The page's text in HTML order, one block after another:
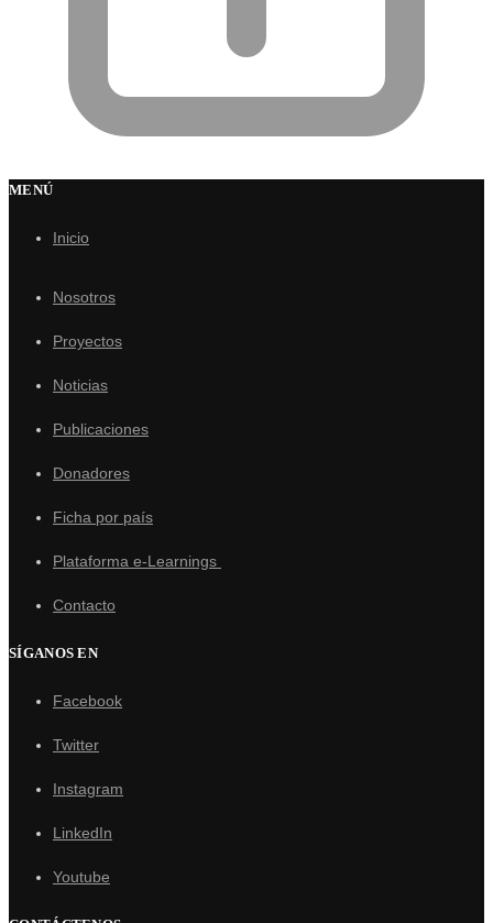
MENÚ
Inicio
Nosotros
Proyectos
Noticias
Publicaciones
Donadores
Ficha por país
Plataforma e-Learnings
Contacto
SÍGANOS EN
Facebook
Twitter
Instagram
LinkedIn
Youtube